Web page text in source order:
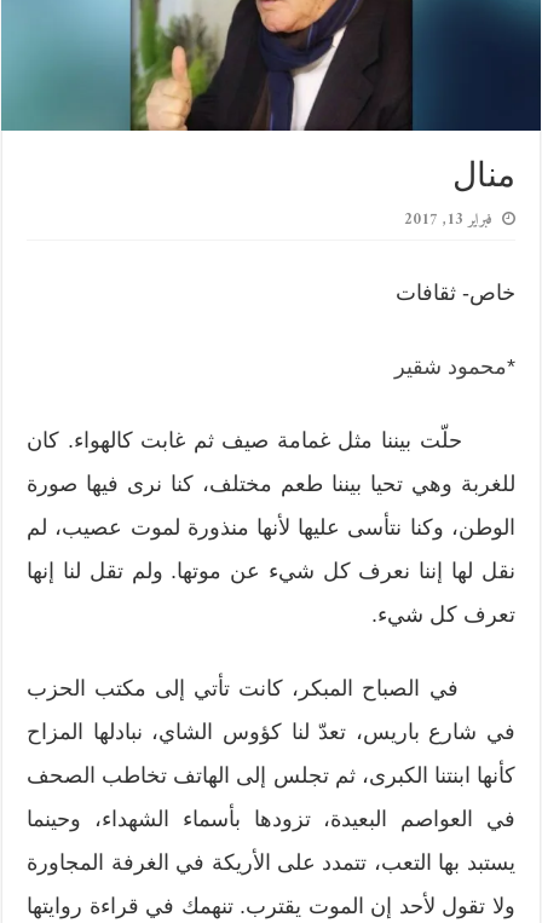
منال
فبراير 13, 2017
خاص- ثقافات
*محمود شقير
حلّت بيننا مثل غمامة صيف ثم غابت كالهواء. كان
للغربة وهي تحيا بيننا طعم مختلف، كنا نرى فيها صورة
الوطن، وكنا نتأسى عليها لأنها منذورة لموت عصيب، لم
نقل لها إننا نعرف كل شيء عن موتها. ولم تقل لنا إنها
تعرف كل شيء.
في الصباح المبكر، كانت تأتي إلى مكتب الحزب
في شارع باريس، تعدّ لنا كؤوس الشاي، نبادلها المزاح
كأنها ابنتنا الكبرى، ثم تجلس إلى الهاتف تخاطب الصحف
في العواصم البعيدة، تزودها بأسماء الشهداء، وحينما
يستبد بها التعب، تتمدد على الأريكة في الغرفة المجاورة
ولا تقول لأحد إن الموت يقترب. تنهمك في قراءة روايتها